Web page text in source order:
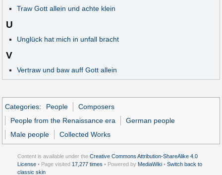
Traw Gott allein und achte klein
U
Unglück hat mich in unfall bracht
V
Vertraw und baw auff Gott allein
Categories: People
Composers
People from the Renaissance era
German people
Male people
Collected Works
Content is available under the Creative Commons Attribution-ShareAlike 4.0
License • Page visited 17,277 times • Powered by MediaWiki • Switch back to
classic skin